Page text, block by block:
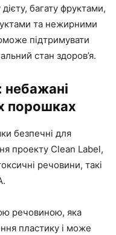
багату фруктами,
та нежирними
підтримувати
стан здоров’я.
небажані
порошках
безпечні для
проекту Clean Label,
речовини, такі
речовиною, яка
пластику і може